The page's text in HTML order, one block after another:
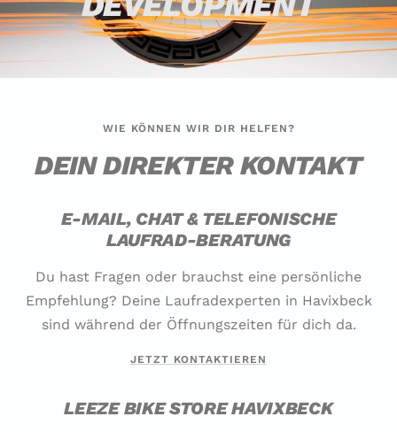
WIE KÖNNEN WIR DIR HELFEN?
DEIN DIREKTER KONTAKT
E-MAIL, CHAT & TELEFONISCHE
LAUFRAD-BERATUNG
Du hast Fragen oder brauchst eine persönliche
Empfehlung? Deine Laufradexperten in Havixbeck
sind während der Öffnungszeiten für dich da.
JETZT KONTAKTIEREN
LEEZE BIKE STORE HAVIXBECK